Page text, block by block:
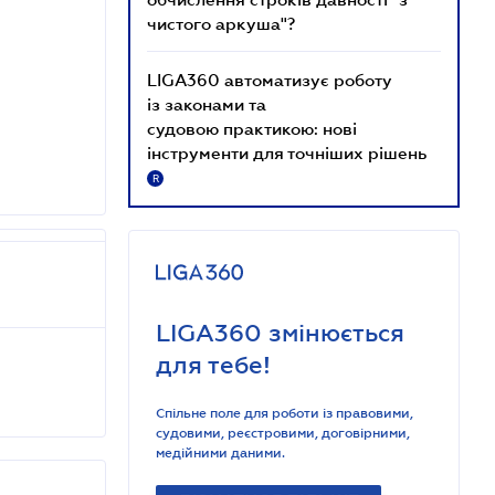
чистого аркуша"?
LIGA360 автоматизує роботу
із законами та
судовою практикою: нові
інструменти для точніших рішень
R
LIGA360 змінюється
для тебе!
Спільне поле для роботи із правовими,
судовими, реєстровими, договірними,
медійними даними.